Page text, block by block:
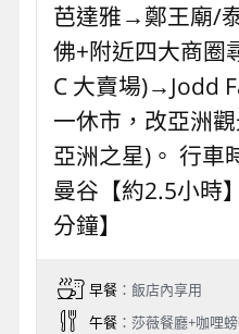
芭達雅→鄭王廟/
佛+附近四大商圈
C 大賣場)→Jodd
一休市，改亞洲
亞洲之星)。 行車
曼谷【約2.5小時
分鐘】
早餐：飯店內享用
午餐：莎薇餐廳+咖哩